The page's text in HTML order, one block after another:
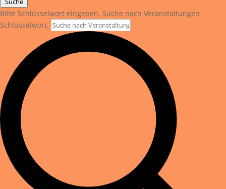
Bitte Schlüsselwort eingeben. Suche nach Veranstaltungen
Schlüsselwort.